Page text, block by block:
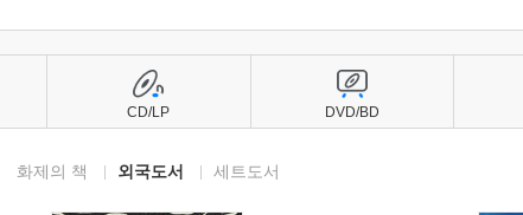
화제의 책 외국도서 세트도서
CD/LP DVD/BD